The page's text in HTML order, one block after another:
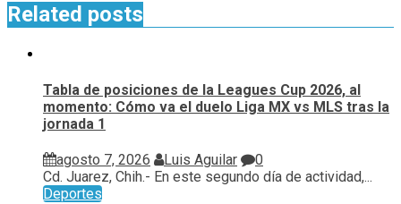
Related posts
Tabla de posiciones de la Leagues Cup 2026, al
momento: Cómo va el duelo Liga MX vs MLS tras la
jornada 1
agosto 7, 2026 Luis Aguilar
0
Cd. Juarez, Chih.- En este segundo día de actividad,...
Deportes